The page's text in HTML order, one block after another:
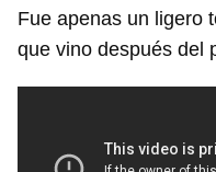
Fue apenas un ligero
que vino después del